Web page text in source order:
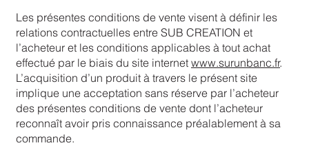
Les présentes conditions de vente visent à définir les
relations contractuelles entre SUB CREATION et
l’acheteur et les conditions applicables à tout achat
effectué par le biais du site internet www.surunbanc.fr.
L’acquisition d’un produit à travers le présent site
implique une acceptation sans réserve par l’acheteur
des présentes conditions de vente dont l’acheteur
reconnaît avoir pris connaissance préalablement à sa
commande.